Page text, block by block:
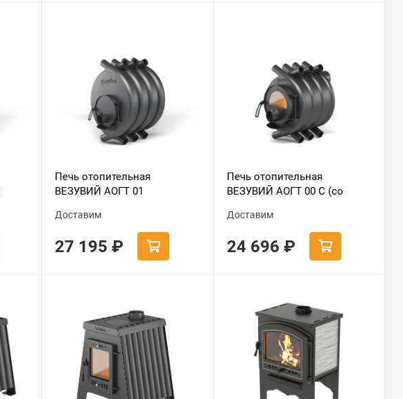
Печь отопительная
ВЕЗУВИЙ АОГТ 01
Доставим
27 195 ₽
Печь отопительная
ВЕЗУВИЙ АОГТ 00 С (со
Доставим
24 696 ₽